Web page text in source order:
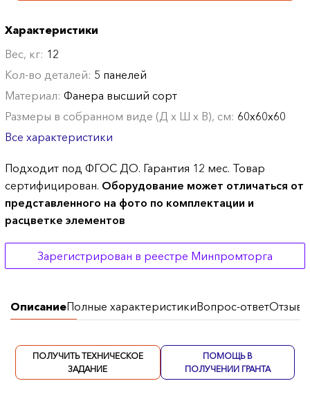
Характеристики
Вес, кг: 12
Кол-во деталей: 5 панелей
Материал:Фанера высший сорт
Размеры в собранном виде (Д х Ш х В), см: 60х60х60
Все характеристики
Подходит под ФГОС ДО. Гарантия 12 мес. Товар
сертифицирован. Оборудование может отличаться от
представленного на фото по комплектации и
расцветке элементов
Зарегистрирован в реестре Минпромторга
ОписаниеПолные характеристикиВопрос-ответОтзывы
ПОЛУЧИТЬ ТЕХНИЧЕСКОЕ
ЗАДАНИЕ
ПОМОЩЬ В
ПОЛУЧЕНИИ ГРАНТА